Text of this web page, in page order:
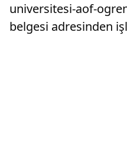
universitesi-aof-
belgesi adresinden